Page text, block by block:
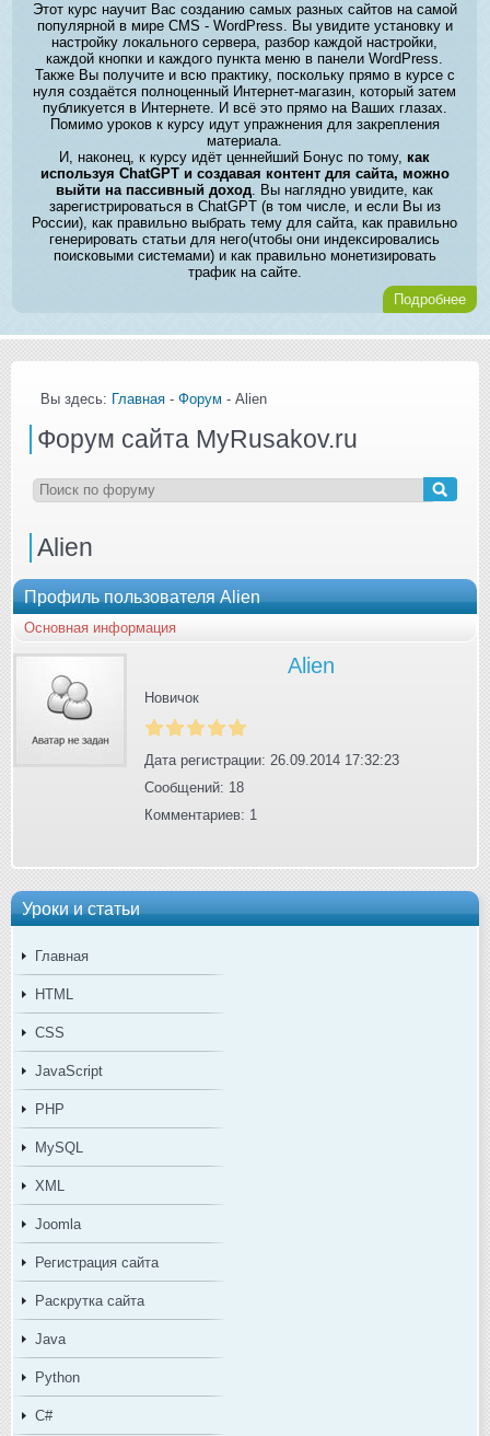
Этот курс научит Вас созданию самых разных сайтов на самой
популярной в мире CMS - WordPress. Вы увидите установку и
настройку локального сервера, разбор каждой настройки,
каждой кнопки и каждого пункта меню в панели WordPress.
Также Вы получите и всю практику, поскольку прямо в курсе с
нуля создаётся полноценный Интернет-магазин, который затем
публикуется в Интернете. И всё это прямо на Ваших глазах.
Помимо уроков к курсу идут упражнения для закрепления
материала.
И, наконец, к курсу идёт ценнейший Бонус по тому,как
используя ChatGPT и создавая контент для сайта, можно
выйти на пассивный доход. Вы наглядно увидите, как
зарегистрироваться в ChatGPT (в том числе, и если Вы из
России), как правильно выбрать тему для сайта, как правильно
генерировать статьи для него(чтобы они индексировались
поисковыми системами) и как правильно монетизировать
трафик на сайте.
Подробнее
Уроки и статьи
Главная
HTML
CSS
JavaScript
PHP
MySQL
XML
Joomla
Регистрация сайта
Раскрутка сайта
Java
Python
C#
Вы здесь: Главная - Форум - Alien
Форум сайта MyRusakov.ru
Alien
Профиль пользователя Alien
Основная информация
Alien
Новичок
Дата регистрации: 26.09.2014 17:32:23
Сообщений: 18
Комментариев: 1